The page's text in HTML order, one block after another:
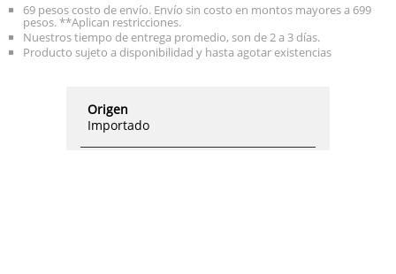
69 pesos costo de envío. Envío sin costo en montos mayores a 699
pesos. **Aplican restricciones.
Nuestros tiempo de entrega promedio, son de 2 a 3 días.
Producto sujeto a disponibilidad y hasta agotar existencias
Origen
Importado